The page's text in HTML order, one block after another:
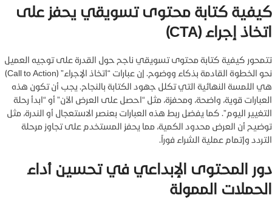
كيفية كتابة محتوى تسويقي يحفز على
اتخاذ إجراء (CTA)
تتمحور كيفية كتابة محتوى تسويقي ناجح حول القدرة على توجيه العميل
نحو الخطوة القادمة بذكاء ووضوح. إن عبارات “اتخاذ الإجراء” (Call to Action)
هي اللمسة النهائية التي تكلل جهود الكتابة بالنجاح. يجب أن تكون هذه
العبارات قوية، واضحة، ومحفزة، مثل “احصل على العرض الآن” أو “ابدأ رحلة
التغيير اليوم”. كما يفضل ربط هذه العبارات بعنصر الاستعجال أو الندرة، مثل
توضيح أن العرض محدود الكمية، مما يحفز المستخدم على تجاوز مرحلة
التردد وإتمام عملية الشراء فوراً.
دور المحتوى الإبداعي في تحسين أداء
الحملات الممولة